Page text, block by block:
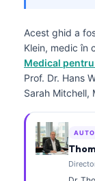
Acest ghid a
Klein, medic în
Medical
Prof. Dr. Hans
Sarah Mitchell,